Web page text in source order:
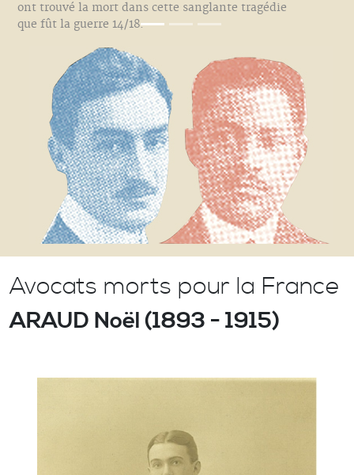
ont trouvé la mort dans cette sanglante tragédie
que fût la guerre 14/18.
Avocats morts pour la France
ARAUD Noël (1893 - 1915)